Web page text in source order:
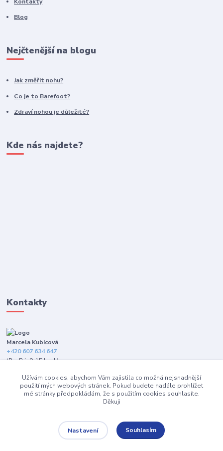
Blog
Nejčtenější na blogu
Jak změřit nohu?
Co je to Barefoot?
Zdraví nohou je důležité?
Kde nás najdete?
Kontakty
Marcela Kubicová
+420 607 634 647
(Po-Pá, 9-15 hod.)
info@happybarefeet.cz
Užívám cookies, abychom Vám zajistila co možná nejsnadnější
použití mých webových stránek. Pokud budete nadále prohlížet
mé stránky předpokládám, že s použitím cookies souhlasíte.
Děkuji
Nastavení Souhlasím